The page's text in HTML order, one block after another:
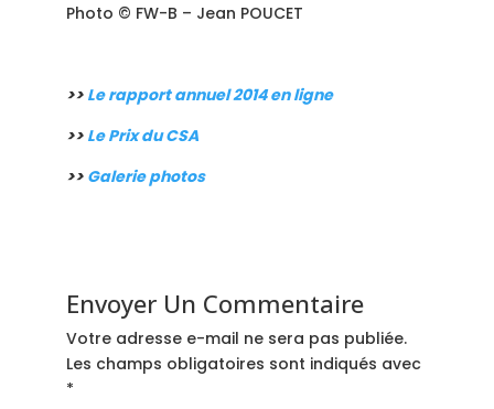
Photo © FW-B – Jean POUCET
>> Le rapport annuel 2014 en ligne
>> Le Prix du CSA
>> Galerie photos
Envoyer Un Commentaire
Votre adresse e-mail ne sera pas publiée.
Les champs obligatoires sont indiqués avec
*